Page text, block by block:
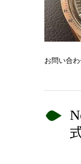
お問い合わ